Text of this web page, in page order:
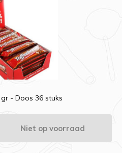
- Doos 36 stuks
Niet op voorraad